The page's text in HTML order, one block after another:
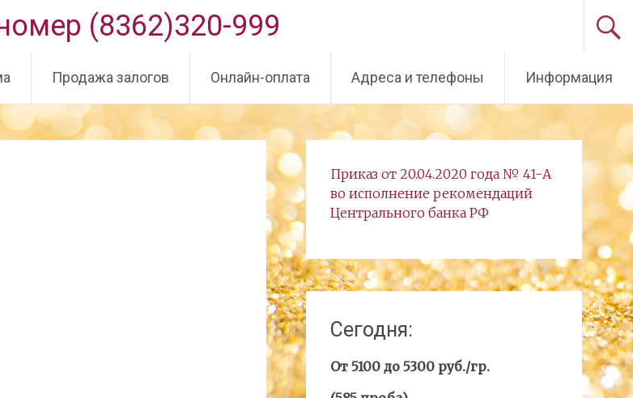
(8362)320-999
Продажа залогов Онлайн-оплата Адреса и телефоны Информация
Приказ от 20.04.2020 года № 41-А
во исполнение рекомендаций
Центрального банка РФ
Сегодня:
От 5100 до 5300 руб./гр.